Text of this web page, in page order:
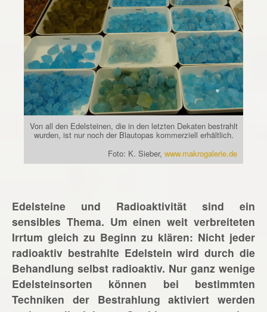
Von all den Edelsteinen, die in den letzten Dekaten bestrahlt
wurden, ist nur noch der Blautopas kommerziell erhältlich.
Foto: K. Sieber, www.makrogalerie.de
Edelsteine und Radioaktivität sind ein
sensibles Thema. Um einen weit verbreiteten
Irrtum gleich zu Beginn zu klären: Nicht jeder
radioaktiv bestrahlte Edelstein wird durch die
Behandlung selbst radioaktiv. Nur ganz wenige
Edelsteinsorten können bei bestimmten
Techniken der Bestrahlung aktiviert werden